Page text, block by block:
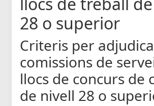
28 o superior
Criteris per
comissions de
llocs de concurs de
de nivell 28 o